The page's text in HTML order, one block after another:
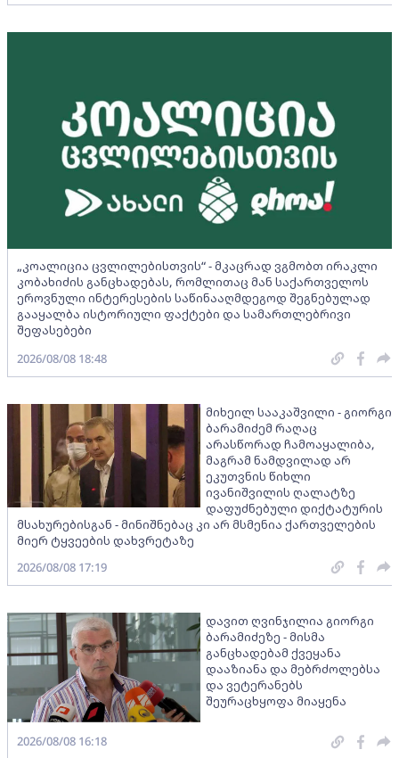
„კოალიცია ცვლილებისთვის“ - მკაცრად ვგმობთ ირაკლი
კობახიძის განცხადებას, რომლითაც მან საქართველოს
ეროვნული ინტერესების საწინააღმდეგოდ შეგნებულად
გააყალბა ისტორიული ფაქტები და სამართლებრივი
შეფასებები
2026/08/08 18:48
მიხეილ სააკაშვილი - გიორგი
ბარამიძემ რაღაც
არასწორად ჩამოაყალიბა,
მაგრამ ნამდვილად არ
ეკუთვნის წიხლი
ივანიშვილის ღალატზე
დაფუძნებული დიქტატურის
მსახურებისგან - მინიშნებაც კი არ მსმენია ქართველების
მიერ ტყვეების დახვრეტაზე
2026/08/08 17:19
დავით ღვინჯილია გიორგი
ბარამიძეზე - მისმა
განცხადებამ ქვეყანა
დააზიანა და მებრძოლებსა
და ვეტერანებს
შეურაცხყოფა მიაყენა
2026/08/08 16:18